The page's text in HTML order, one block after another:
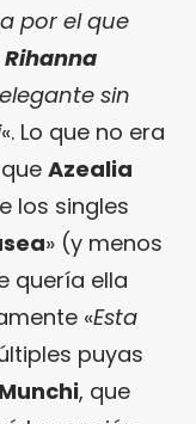
por el que
Rihanna
sin
«. Lo que no era
Azealia
los singles
» (y menos
quería ella
«Esta
puyas
Munchi, que